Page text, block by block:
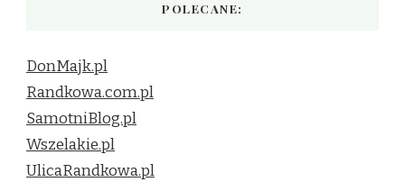
POLECANE:
DonMajk.pl
Randkowa.com.pl
SamotniBlog.pl
Wszelakie.pl
UlicaRandkowa.pl